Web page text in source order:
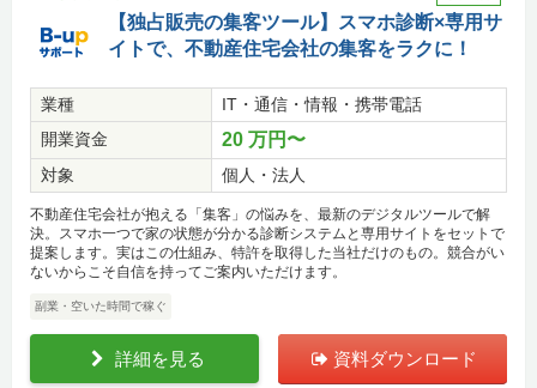
【独占販売の集客ツール】スマホ診断×専用サ
イトで、不動産住宅会社の集客をラクに！
業種
IT・通信・情報・携帯電話
開業資金
20 万円〜
対象 個人・法人
不動産住宅会社が抱える「集客」の悩みを、最新のデジタルツールで解
決。スマホ一つで家の状態が分かる診断システムと専用サイトをセットで
提案します。実はこの仕組み、特許を取得した当社だけのもの。競合がい
ないからこそ自信を持ってご案内いただけます。
副業・空いた時間で稼ぐ
詳細を見る 資料ダウンロード